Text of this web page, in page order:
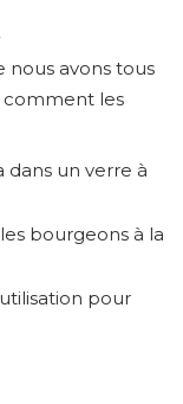
nous avons tous
comment les
dans un verre à
bourgeons à la
pour